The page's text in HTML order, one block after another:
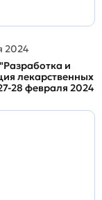
2024
и
лекарственных
28 февраля 2024